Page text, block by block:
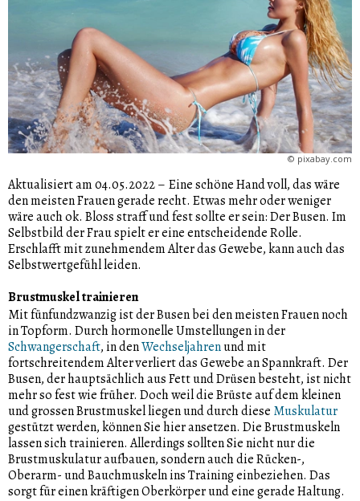
© pixabay.com
Aktualisiert am 04.05.2022– Eine schöne Hand voll, das wäre
den meisten Frauen gerade recht. Etwas mehr oder weniger
wäre auch ok. Bloss straff und fest sollte er sein: Der Busen. Im
Selbstbild der Frau spielt er eine entscheidende Rolle.
Erschlafft mit zunehmendem Alter das Gewebe, kann auch das
Selbstwertgefühl leiden.
Brustmuskel trainieren
Mit fünfundzwanzig ist der Busen bei den meisten Frauen noch
in Topform. Durch hormonelle Umstellungen in der
Schwangerschaft, in denWechseljahrenund mit
fortschreitendem Alter verliert das Gewebe an Spannkraft. Der
Busen, der hauptsächlich aus Fett und Drüsen besteht, ist nicht
mehr so fest wie früher. Doch weil die Brüste auf dem kleinen
und grossen Brustmuskel liegen und durch diese Muskulatur
gestützt werden, können Sie hier ansetzen. Die Brustmuskeln
lassen sich trainieren. Allerdings sollten Sie nicht nur die
Brustmuskulatur aufbauen, sondern auch die Rücken-,
Oberarm- und Bauchmuskeln ins Training einbeziehen. Das
sorgt für einen kräftigen Oberkörper und eine gerade Haltung.